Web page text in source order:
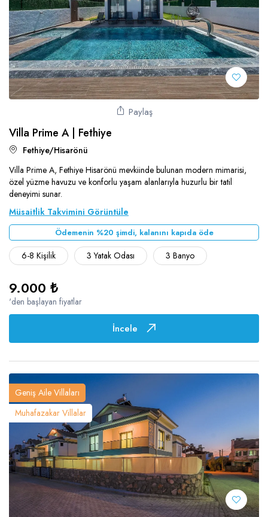
Paylaş
Villa Prime A | Fethiye
Fethiye/Hisarönü
Villa Prime A, Fethiye Hisarönü mevkiinde bulunan modern mimarisi,
özel yüzme havuzu ve konforlu yaşam alanlarıyla huzurlu bir tatil
deneyimi sunar.
Müsaitlik Takvimini Görüntüle
Ödemenin %20 şimdi, kalanını kapıda öde
6-8 Kişilik 3 Yatak Odası 3 Banyo
9.000 ₺
'den başlayan fiyatlar
İncele
Geniş Aile Villaları
Muhafazakar Villalar